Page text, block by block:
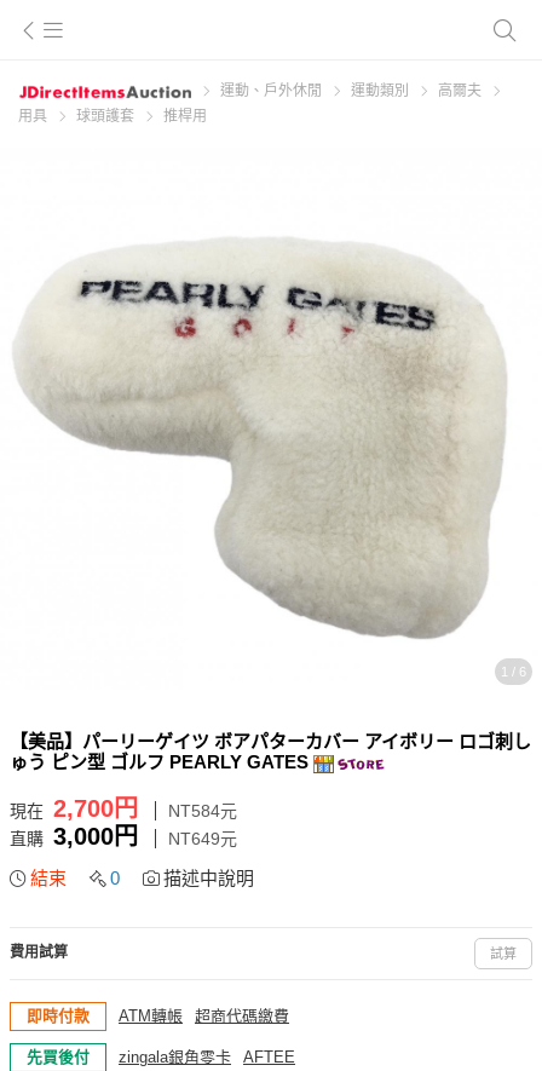
運動、戶外休閒 運動類別
高爾夫
用具
球頭護套 推桿用
1 / 6
【美品】パーリーゲイツ ボアパターカバー アイボリー ロゴ刺し
ゅう ピン型 ゴルフ PEARLY GATES
現在 2,700円
NT584元
直購 3,000円 NT649元
結束 0 描述中說明
費用試算 試算
即時付款 ATM轉帳 超商代碼繳費
先買後付 zingala銀角零卡 AFTEE